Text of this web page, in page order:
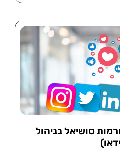
סושיאל בניהול